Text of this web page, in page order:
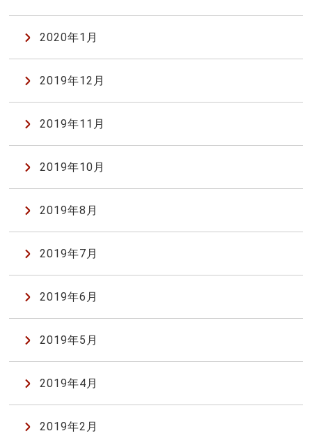
2020年1月
2019年12月
2019年11月
2019年10月
2019年8月
2019年7月
2019年6月
2019年5月
2019年4月
2019年2月